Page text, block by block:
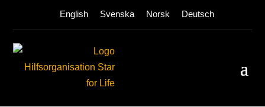
English Svenska Norsk Deutsch